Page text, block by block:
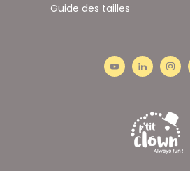
Guide des tailles